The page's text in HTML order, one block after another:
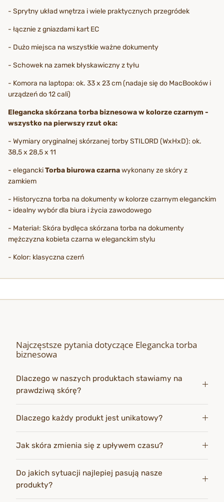
- Sprytny układ wnętrza i wiele praktycznych przegródek
- łącznie z gniazdami kart EC
- Dużo miejsca na wszystkie ważne dokumenty
- Schowek na zamek błyskawiczny z tyłu
- Komora na laptopa: ok. 33 x 23 cm (nadaje się do MacBooków i
urządzeń do 12 cali)
Elegancka skórzana torba biznesowa w kolorze czarnym -
wszystko na pierwszy rzut oka:
- Wymiary oryginalnej skórzanej torby STILORD (WxHxD): ok.
38,5 x 28,5 x 11
- eleganckiTorba biurowa czarnawykonany ze skóry z
zamkiem
- Historyczna torba na dokumenty w kolorze czarnym eleganckim
- idealny wybór dla biura i życia zawodowego
- Materiał: Skóra bydlęca skórzana torba na dokumenty
mężczyzna kobieta czarna w eleganckim stylu
- Kolor: klasyczna czerń
Najczęstsze pytania dotyczące Elegancka torba
biznesowa
Dlaczego w naszych produktach stawiamy na
prawdziwą skórę?
Dlaczego każdy produkt jest unikatowy?
Jak skóra zmienia się z upływem czasu?
Do jakich sytuacji najlepiej pasują nasze
produkty?